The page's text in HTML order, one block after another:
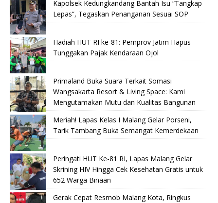
Kapolsek Kedungkandang Bantah Isu “Tangkap
Lepas”, Tegaskan Penanganan Sesuai SOP
Hadiah HUT RI ke-81: Pemprov Jatim Hapus
Tunggakan Pajak Kendaraan Ojol
Primaland Buka Suara Terkait Somasi
Wangsakarta Resort & Living Space: Kami
Mengutamakan Mutu dan Kualitas Bangunan
Meriah! Lapas Kelas I Malang Gelar Porseni,
Tarik Tambang Buka Semangat Kemerdekaan
Peringati HUT Ke-81 RI, Lapas Malang Gelar
Skrining HIV Hingga Cek Kesehatan Gratis untuk
652 Warga Binaan
Gerak Cepat Resmob Malang Kota, Ringkus